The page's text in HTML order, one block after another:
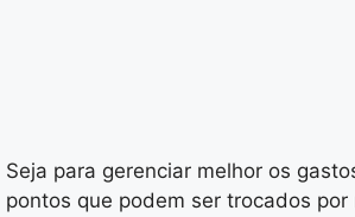
Seja para gerenciar melhor os
pontos que podem ser trocados por